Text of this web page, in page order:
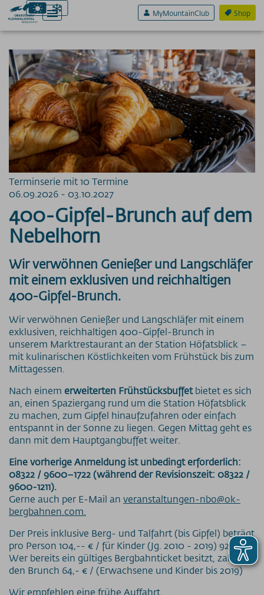
Shop
MyMountainClub
Aktiv & Sport
Erlebnis & Spaß
Genuss & Sinne
NATURGENIESSER
GASTRONOMIE
Restaurants am Fellhorn
Restaurants am Heuberg
Restaurants am Ifen
Restaurants am Nebelhorn
Restaurants am Söllereck
Restaurants am Walmendingerhorn
VERANSTALTUNGEN
Veranstaltungskalender
Tagungen & Feiern
Heiraten
400 Gipfel-Brunch
Berggottesdienste
Sonnenaufgangsfahrten
BERGSCHAU
Fellhorn 2037m
BLUMENKALENDER
Preise
Bergbahnen
Weitere Infos
SOS / Notfallnummern
Terminserie mit 10 Termine
06.09.2026 - 03.10.2027
400-Gipfel-Brunch auf dem
Nebelhorn
Wir verwöhnen Genießer und Langschläfer
mit einem exklusiven und reichhaltigen
400-Gipfel-Brunch.
Wir verwöhnen Genießer und Langschläfer mit einem
exklusiven, reichhaltigen 400-Gipfel-Brunch in
unserem Marktrestaurant an der Station Höfatsblick –
mit kulinarischen Köstlichkeiten vom Frühstück bis zum
Mittagessen.
Nach einem erweiterten Frühstücksbuffetbietet es sich
an, einen Spaziergang rund um die Station Höfatsblick
zu machen, zum Gipfel hinaufzufahren oder einfach
entspannt in der Sonne zu liegen. Gegen Mittag geht es
dann mit dem Hauptgangbuffet weiter.
Eine vorherige Anmeldung ist unbedingt erforderlich:
08322 / 9600–1722 (während der Revisionszeit: 08322 /
9600-1211).
Gerne auch per E-Mail an veranstaltungen-nbo@ok-
bergbahnen.com.
Der Preis inklusive Berg- und Talfahrt (bis Gipfel) beträgt
pro Person 104,-- € / für Kinder (Jg. 2010 - 2019) 92,-- €
Wer bereits ein gültiges Bergbahnticket besitzt, zahlt für
den Brunch 64,- € / (Erwachsene und Kinder bis 2019)
Wir empfehlen eine frühe Auffahrt.